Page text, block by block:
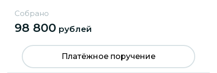
Собрано
98 800 рублей
Платёжное поручение